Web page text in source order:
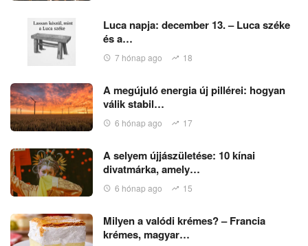
Luca napja: december 13. – Luca széke
és a…
7 hónap ago 18
A megújuló energia új pillérei: hogyan
válik stabil…
6 hónap ago 17
A selyem újjászületése: 10 kínai
divatmárka, amely…
6 hónap ago 15
Milyen a valódi krémes? – Francia
krémes, magyar…